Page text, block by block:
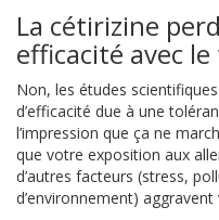
La cétirizine
efficacité avec le
Non, les études
d’efficacité due à une
l’impression que ça ne
que votre exposition aux
d’autres facteurs (stress,
d’environnement)